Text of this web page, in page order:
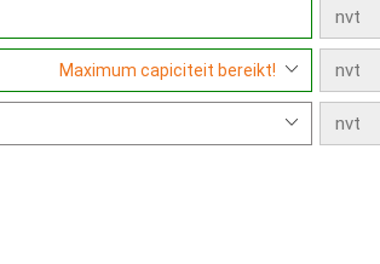
Maximum capiciteit bereikt!